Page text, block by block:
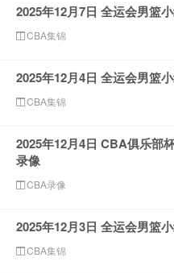
2025年12月7日 全运会男篮
CBA集锦
2025年12月4日 全运会男篮
CBA集锦
2025年12月4日 CBA俱乐部
录像
CBA录像
2025年12月3日 全运会男篮
CBA集锦